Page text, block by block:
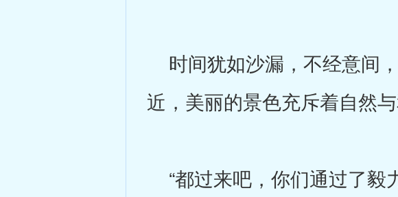
时间犹如沙漏，不经意间
近，美丽的景色充斥着自然与
“都过来吧，你们通过了毅